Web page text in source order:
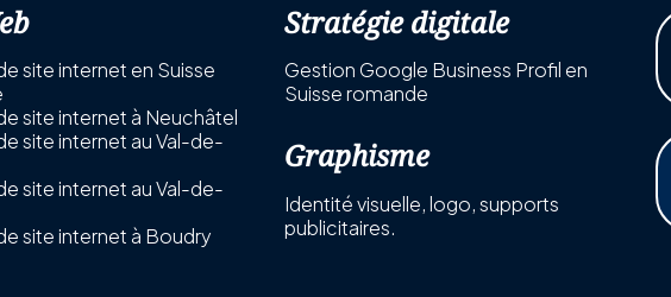
site internet en Suisse
site internet à Neuchâtel
site internet au Val-de-
site internet au Val-de-
site internet à Boudry
Stratégie digitale
Gestion Google Business Profil en
Suisse romande
Graphisme
Identité visuelle, logo, supports
publicitaires.